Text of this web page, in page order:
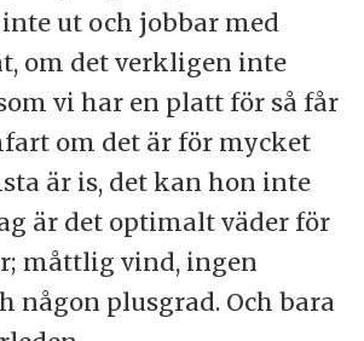
ut och jobbar med
om det verkligen inte
vi har en platt för så får
om det är för mycket
är is, det kan hon inte
är det optimalt väder för
måttlig vind, ingen
någon plusgrad. Och bara